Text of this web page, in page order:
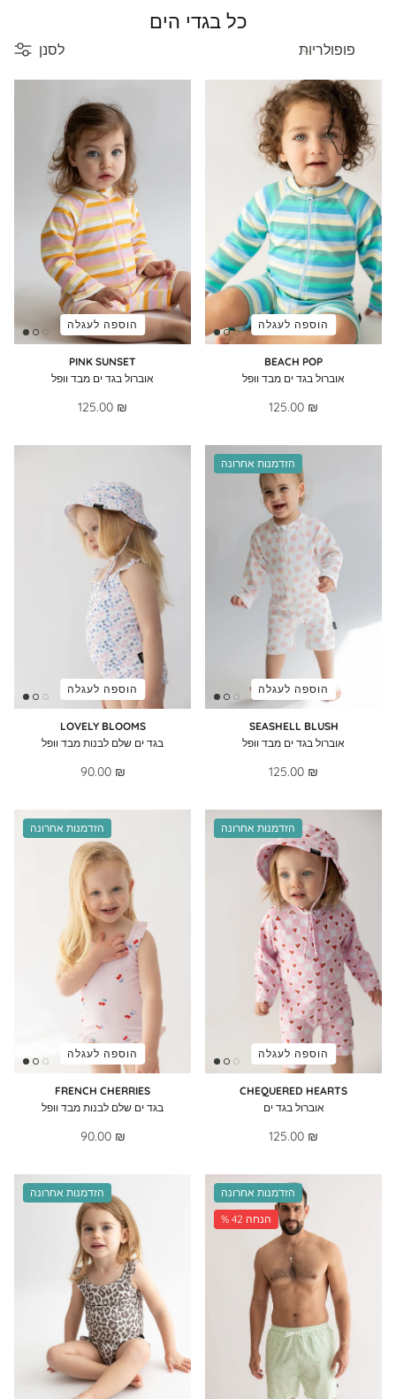
כל בגדי הים
לסנן
מיין לפי
פופולריות
הוספה לעגלה
PINK SUNSET
אוברול בגד ים מבד וופל
125.00 ₪
הוספה לעגלה
BEACH POP
אוברול בגד ים מבד וופל
125.00 ₪
הוספה לעגלה
LOVELY BLOOMS
בגד ים שלם לבנות מבד וופל
90.00 ₪
הזדמנות אחרונה
הוספה לעגלה
SEASHELL BLUSH
אוברול בגד ים מבד וופל
125.00 ₪
הזדמנות אחרונה
הוספה לעגלה
FRENCH CHERRIES
בגד ים שלם לבנות מבד וופל
90.00 ₪
הזדמנות אחרונה
הוספה לעגלה
CHEQUERED HEARTS
אוברול בגד ים
125.00 ₪
הזדמנות אחרונה
הזדמנות אחרונה
% 42 הנחה